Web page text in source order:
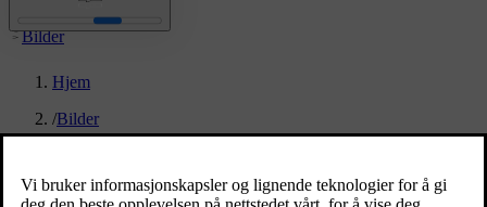
Bilder
Hjem
/Bilder